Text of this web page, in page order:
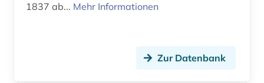
1837 ab... Mehr Informationen
Zur Datenbank